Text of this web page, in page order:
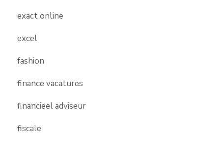
exact online
excel
fashion
finance vacatures
financieel adviseur
fiscale